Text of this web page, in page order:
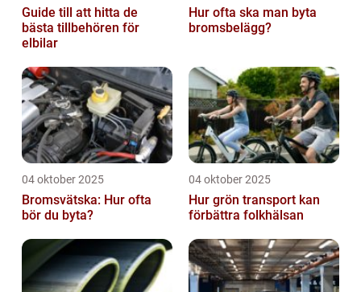
Guide till att hitta de
bästa tillbehören för
elbilar
Hur ofta ska man byta
bromsbelägg?
04 oktober 2025
Bromsvätska: Hur ofta
bör du byta?
04 oktober 2025
Hur grön transport kan
förbättra folkhälsan